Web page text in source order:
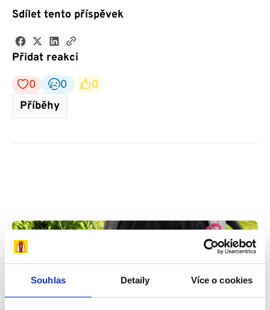
Souhlas Detaily Více o cookies
Sdílet tento příspěvek
Přidat reakci
0
0
0
Příběhy
Příběhy